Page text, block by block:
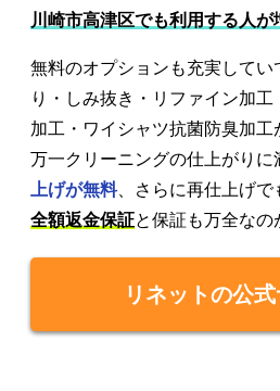
川崎市高津区でも利用する人が
無料のオプションも充実してい
り・しみ抜き・リファイン加
加工・ワイシャツ抗菌防臭加工
万一クリーニングの仕上がりに
上げが無料、さらに再仕上げで
全額返金保証と保証も万全なの
リネットの公